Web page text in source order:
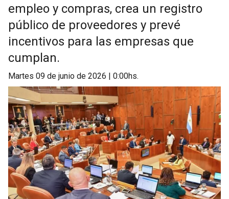
empleo y compras, crea un registro
público de proveedores y prevé
incentivos para las empresas que
cumplan.
martes 09 de junio de 2026 | 0:00hs.